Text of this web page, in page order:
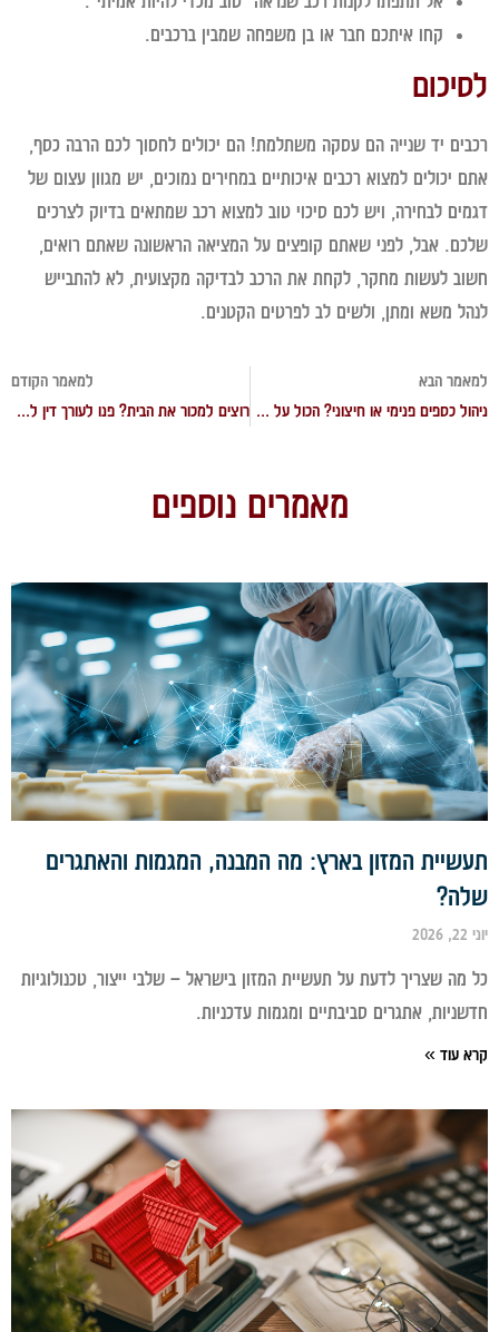
קחו איתכם חבר או בן משפחה שמבין ברכבים.
יד שנייה הם עסקה משתלמת! הם יכולים לחסוך לכם הרבה כסף,
יכולים למצוא רכבים איכותיים במחירים נמוכים, יש מגוון עצום של
לבחירה, ויש לכם סיכוי טוב למצוא רכב שמתאים בדיוק לצרכים
אבל, לפני שאתם קופצים על המציאה הראשונה שאתם רואים,
לעשות מחקר, לקחת את הרכב לבדיקה מקצועית, לא להתבייש
משא ומתן, ולשים לב לפרטים הקטנים.
הבא
ניהול כספים פנימי או חיצוני? הכול על עבודת ה-CFO בחברה
למאמר הקודם
רוצים למכור את הבית? פנו לעורך דין למכירת דירה
מאמרים נוספים
המזון בארץ: מה המבנה, המגמות והאתגרים
שצריך לדעת על תעשיית המזון בישראל – שלבי ייצור, טכנולוגיות
אתגרים סביבתיים ומגמות עדכניות.
עוד »